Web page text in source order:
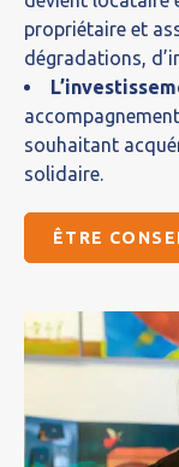
propriétaire et
dégradations,
souhaitant
solidaire.
ÊTRE